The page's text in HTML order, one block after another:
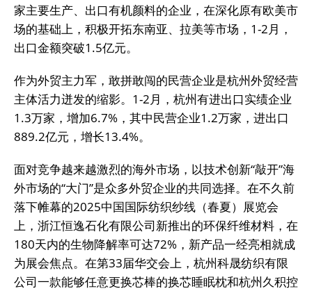
家主要生产、出口有机颜料的企业，在深化原有欧美市
场的基础上，积极开拓东南亚、拉美等市场，1-2月，
出口金额突破1.5亿元。
作为外贸主力军，敢拼敢闯的民营企业是杭州外贸经营
主体活力迸发的缩影。1-2月，杭州有进出口实绩企业
1.3万家，增加6.7%，其中民营企业1.2万家，进出口
889.2亿元，增长13.4%。
面对竞争越来越激烈的海外市场，以技术创新“敲开”海
外市场的“大门”是众多外贸企业的共同选择。在不久前
落下帷幕的2025中国国际纺织纱线（春夏）展览会
上，浙江恒逸石化有限公司新推出的环保纤维材料，在
180天内的生物降解率可达72%，新产品一经亮相就成
为展会焦点。在第33届华交会上，杭州科晟纺织有限
公司一款能够任意更换芯棒的换芯睡眠枕和杭州久积控